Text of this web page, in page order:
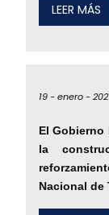
LEER MÁS
19 -enero -
El Gobierno
la
Nacional de